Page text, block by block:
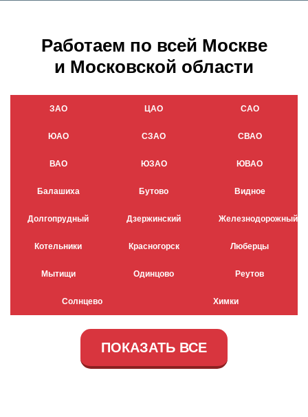
Работаем по всей Москве
и Московской области
ЗАО ЦАО САО
ЮАО СЗАО СВАО
ВАО ЮЗАО ЮВАО
Балашиха Бутово Видное
Долгопрудный Дзержинский Железнодорожный
Котельники Красногорск Люберцы
Мытищи Одинцово Реутов
Солнцево Химки
ПОКАЗАТЬ ВСЕ